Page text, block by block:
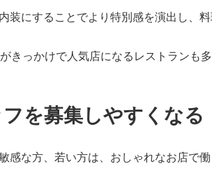
装にすることでより特別感を演出し、
きっかけで人気店になるレストランも
を募集しやすくなる
感な方、若い方は、おしゃれなお店で